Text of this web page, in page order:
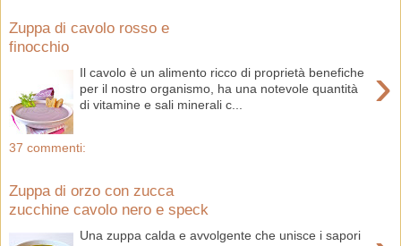
Zuppa di cavolo rosso e
finocchio
›
Il cavolo è un alimento ricco di proprietà benefiche
per il nostro organismo, ha una notevole quantità
di vitamine e sali minerali c...
37 commenti:
Zuppa di orzo con zucca
zucchine cavolo nero e speck
Una zuppa calda e avvolgente che unisce i sapori